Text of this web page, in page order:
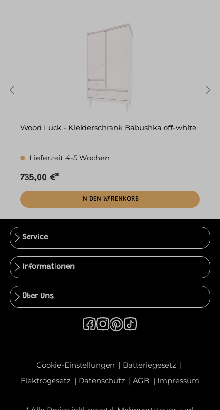
Wood Luck - Kleiderschrank Babushka off-white
Lieferzeit 4-5 Wochen
735,00 €*
IN DEN WARENKORB
Service
Informationen
Über Uns
Cookie-Einstellungen
Batteriegesetz
Elektrogesetz
Datenschutz AGB Impressum